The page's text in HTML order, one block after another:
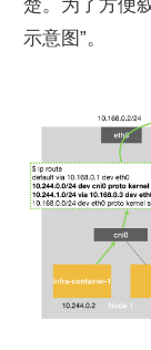
楚。为了方便
示意图”。